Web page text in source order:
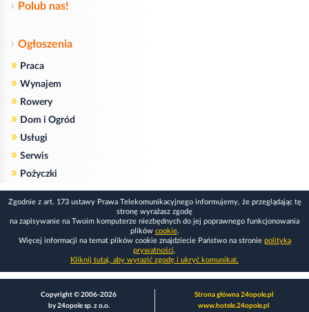
Polub nas!
Ogłoszenia
» Praca
» Wynajem
» Rowery
» Dom i Ogród
» Usługi
» Serwis
» Pożyczki
Zgodnie z art. 173 ustawy Prawa Telekomunikacyjnego informujemy, że przeglądając tę
stronę wyrażasz zgodę
na zapisywanie na Twoim komputerze niezbędnych do jej poprawnego funkcjonowania
plików cookie.
Więcej informacji na temat plików cookie znajdziecie Państwo na stronie polityka
prywatności.
Kliknij tutaj, aby wyrazić zgodę i ukryć komunikat.
Copyright © 2006-2026
by 24opole sp. z o.o.
Strona główna 24opole.pl
www.hotele.24opole.pl